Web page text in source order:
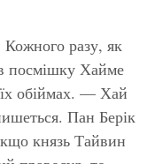
разу, як
посмішку Хайме
обіймах. — Хай
Пан Берік
князь Тайвин